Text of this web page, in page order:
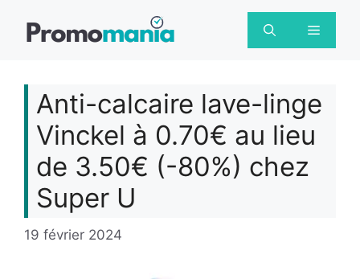
Menu
Anti-calcaire lave-linge
Vinckel à 0.70€ au lieu
de 3.50€ (-80%) chez
Super U
19 février 2024